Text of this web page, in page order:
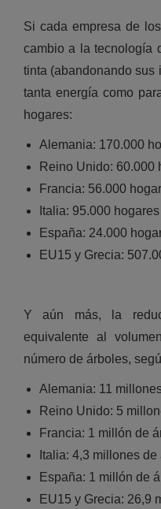
Si cada empresa de
cambio a la tecnología
tinta (abandonando sus
tanta energía como
hogares:
Alemania: 170.000
Reino Unido: 60.000
Francia: 56.000
Italia: 95.000 hogares
España: 24.000
EU15 y Grecia:
Y aún más, la
equivalente al
número de árboles,
Alemania: 11
Reino Unido: 5
Francia: 1 millón de
Italia: 4,3 millones
España: 1 millón de
EU15 y Grecia: 26,9